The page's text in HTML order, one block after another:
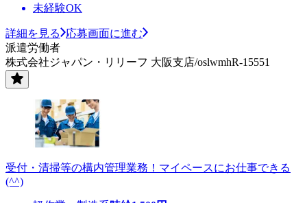
未経験OK
詳細を見る
応募画面に進む
派遣労働者
株式会社ジャパン・リリーフ 大阪支店/oslwmhR-15551
受付・清掃等の構内管理業務！マイペースにお仕事できる
(^^)